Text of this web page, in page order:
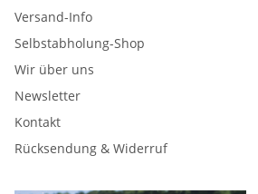
Versand-Info
Selbstabholung-Shop
Wir über uns
Newsletter
Kontakt
Rücksendung & Widerruf